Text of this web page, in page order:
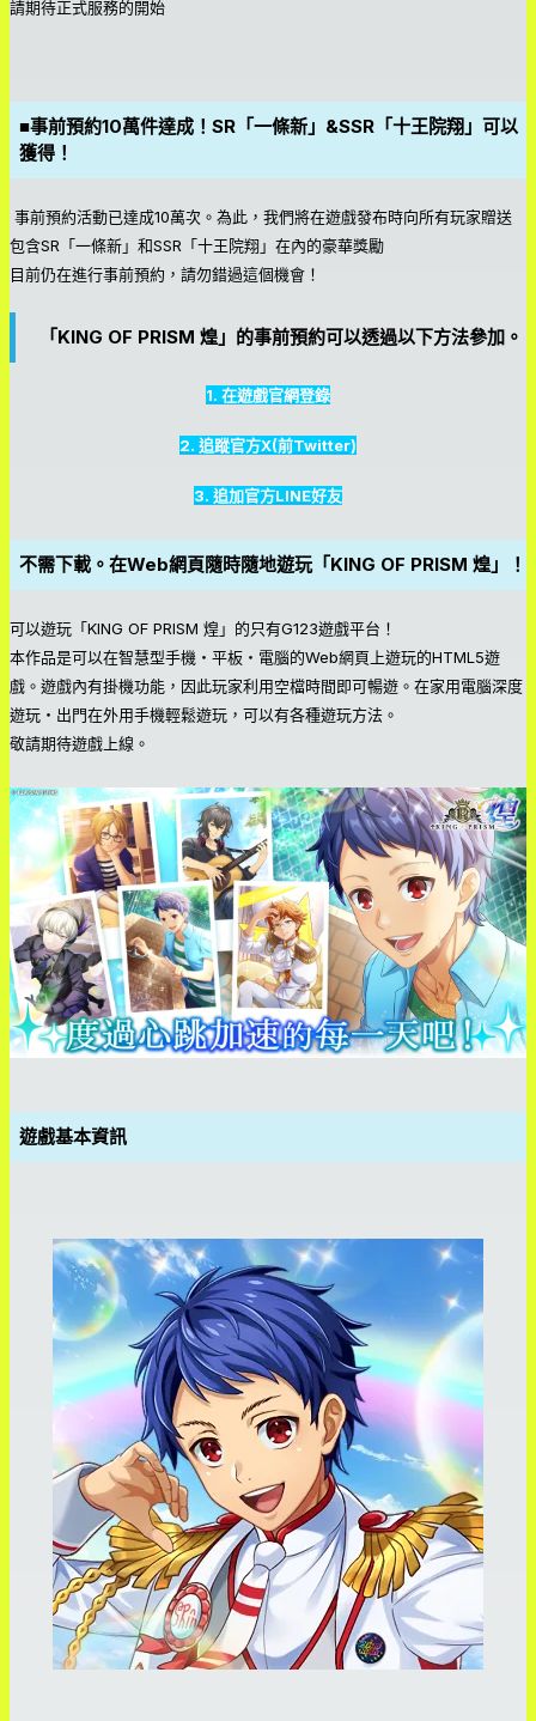
請期待正式服務的開始
■事前預約10萬件達成！SR「一條新」&SSR「十王院翔」可以
獲得！
事前預約活動已達成10萬次。為此，我們將在遊戲發布時向所有玩家贈送
包含SR「一條新」和SSR「十王院翔」在內的豪華獎勵
目前仍在進行事前預約，請勿錯過這個機會！
「KING OF PRISM 煌」的事前預約可以透過以下方法參加。
1. 在遊戲官網登錄
2. 追蹤官方X(前Twitter)
3. 追加官方LINE好友
不需下載。在Web網頁隨時隨地遊玩「KING OF PRISM 煌」！
可以遊玩「KING OF PRISM 煌」的只有G123遊戲平台！
本作品是可以在智慧型手機・平板・電腦的Web網頁上遊玩的HTML5遊
戲。遊戲內有掛機功能，因此玩家利用空檔時間即可暢遊。在家用電腦深度
遊玩・出門在外用手機輕鬆遊玩，可以有各種遊玩方法。
敬請期待遊戲上線。
遊戲基本資訊